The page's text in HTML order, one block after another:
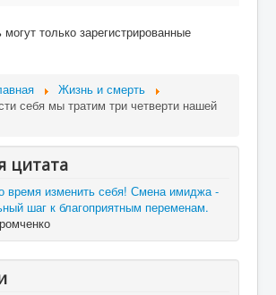
только зарегистрированные
Жизнь и смерть
себя мы тратим три четверти нашей
цитата
время изменить себя! Смена имиджа -
шаг к благоприятным переменам.